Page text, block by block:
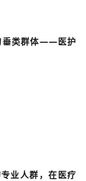
垂类群体——医护
业人群，在医疗